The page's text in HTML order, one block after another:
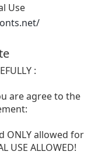
Use
:
are agree to the
ONLY allowed for
USE ALLOWED!